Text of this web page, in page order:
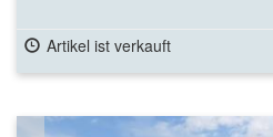
Artikel ist verkauft